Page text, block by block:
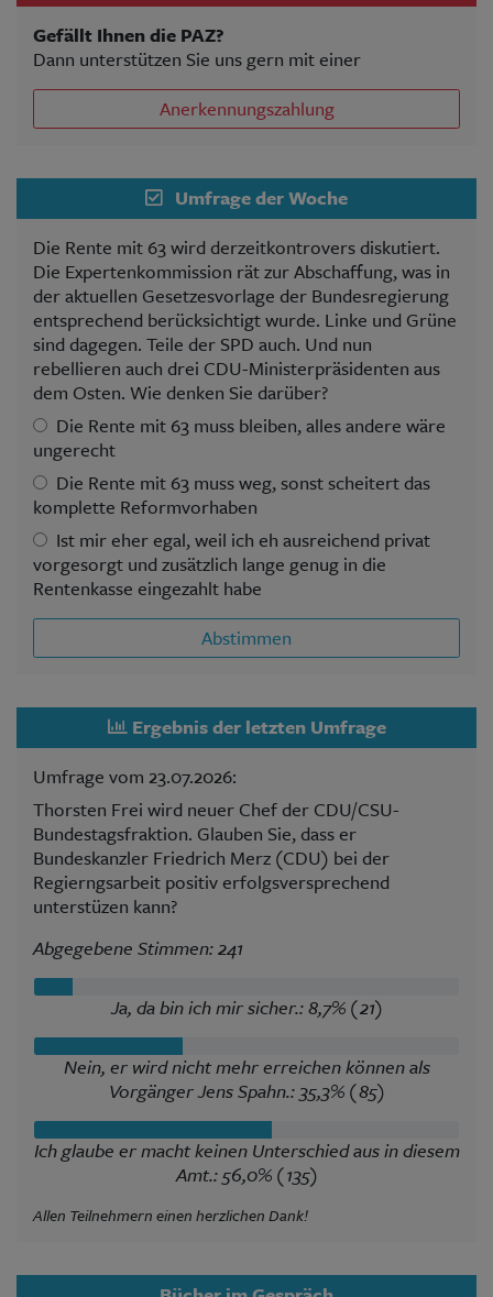
Gefällt Ihnen die PAZ?
Dann unterstützen Sie uns gern mit einer
Anerkennungszahlung
Umfrage der Woche
Die Rente mit 63 wird derzeitkontrovers diskutiert.
Die Expertenkommission rät zur Abschaffung, was in
der aktuellen Gesetzesvorlage der Bundesregierung
entsprechend berücksichtigt wurde. Linke und Grüne
sind dagegen. Teile der SPD auch. Und nun
rebellieren auch drei CDU-Ministerpräsidenten aus
dem Osten. Wie denken Sie darüber?
Die Rente mit 63 muss bleiben, alles andere wäre
ungerecht
Die Rente mit 63 muss weg, sonst scheitert das
komplette Reformvorhaben
Ist mir eher egal, weil ich eh ausreichend privat
vorgesorgt und zusätzlich lange genug in die
Rentenkasse eingezahlt habe
Abstimmen
Ergebnis der letzten Umfrage
Umfrage vom 23.07.2026:
Thorsten Frei wird neuer Chef der CDU/CSU-
Bundestagsfraktion. Glauben Sie, dass er
Bundeskanzler Friedrich Merz (CDU) bei der
Regierngsarbeit positiv erfolgsversprechend
unterstüzen kann?
Abgegebene Stimmen: 241
Ja, da bin ich mir sicher.: 8,7% (21)
Nein, er wird nicht mehr erreichen können als
Vorgänger Jens Spahn.: 35,3% (85)
Ich glaube er macht keinen Unterschied aus in diesem
Amt.: 56,0% (135)
Allen Teilnehmern einen herzlichen Dank!